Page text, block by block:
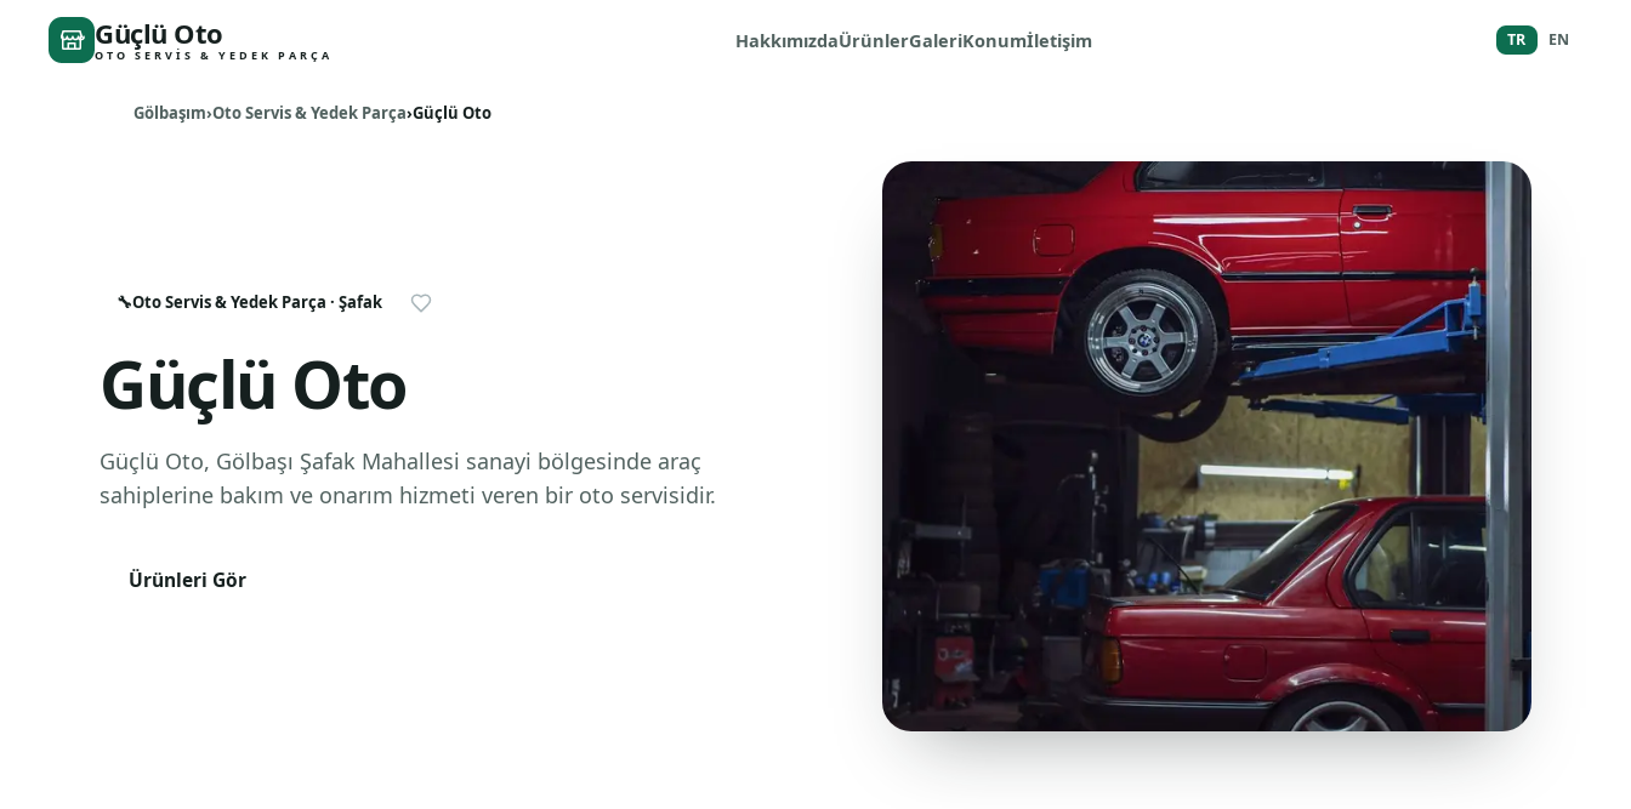
Güçlü Oto
OTO SERVIS & YEDEK PARÇA
HakkımızdaÜrünlerGaleriKonumİletişim TR EN
Gölbaşım Oto Servis & Yedek Parça Güçlü Oto
🔧Oto Servis & Yedek Parça · Şafak
Güçlü Oto
Güçlü Oto, Gölbaşı Şafak Mahallesi sanayi bölgesinde araç
sahiplerine bakım ve onarım hizmeti veren bir oto servisidir.
Ürünleri Gör